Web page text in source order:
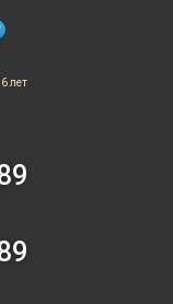
лет